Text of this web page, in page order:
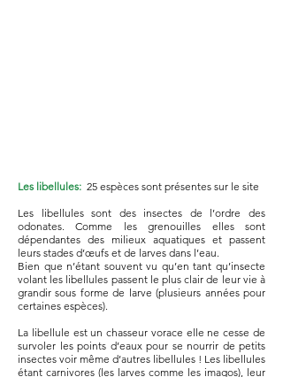
Les libellules: 25 espèces sont présentes sur le site
Les libellules sont des insectes de l’ordre des
odonates. Comme les grenouilles elles sont
dépendantes des milieux aquatiques et passent
leurs stades d’œufs et de larves dans l’eau.
Bien que n’étant souvent vu qu’en tant qu’insecte
volant les libellules passent le plus clair de leur vie à
grandir sous forme de larve (plusieurs années pour
certaines espèces).
La libellule est un chasseur vorace elle ne cesse de
survoler les points d’eaux pour se nourrir de petits
insectes voir même d’autres libellules ! Les libellules
étant carnivores (les larves comme les imagos), leur